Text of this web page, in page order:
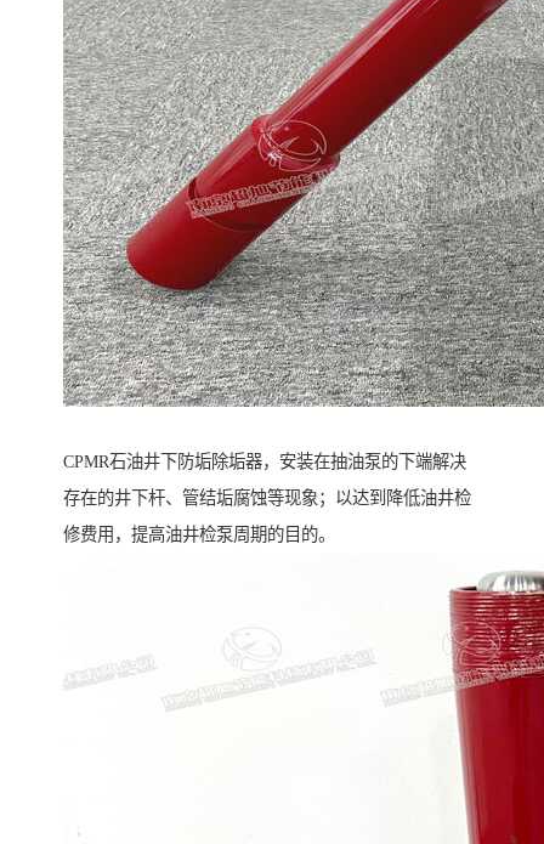
CPMR石油井下防垢除垢器，安装在抽油泵的下端解决
存在的井下杆、管结垢腐蚀等现象；以达到降低油井检
修费用，提高油井检泵周期的目的。